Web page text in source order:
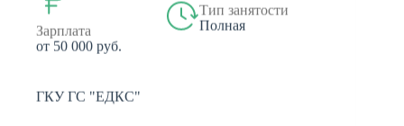
Зарплата
от 50 000 руб.
Тип занятости
Полная
ГКУ ГС "ЕДКС"